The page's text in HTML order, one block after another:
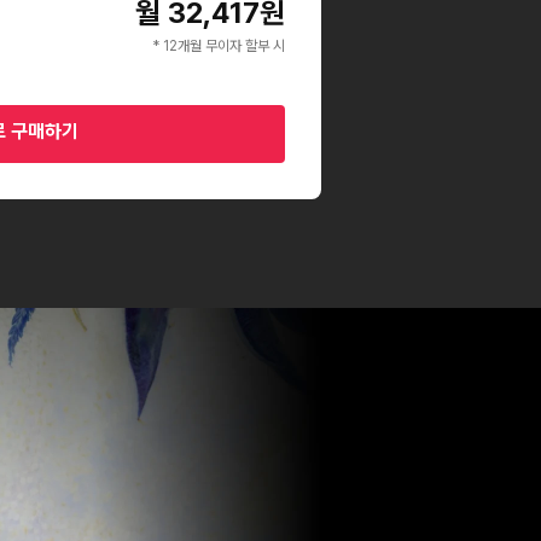
월 32,417원
* 12개월 무이자 할부 시
구매하기